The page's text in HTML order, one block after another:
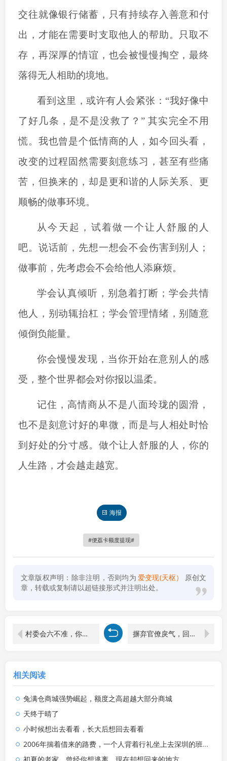
交往就像银行储蓄，只有持续存入善意和付
出，才能在需要时支取他人的帮助。只取不
存，再深厚的情谊，也会被慢慢掏空，最终
落得无人相助的境地。
看到这里，或许有人会紧张： “我好像中
了好几条，是不是没救了？” 其实完全不用
慌。我也曾是个低情商的人，如今回头看，
改变的过程固然需要刻意练习，甚至有些痛
苦，但换来的，却是更和谐的人际关系、更
顺畅的做事环境。
从今天起，试着做一个让人舒服的人
吧。说话前，先想一想会不会伤害到别人；
做事前，先考虑会不会给他人添麻烦。
学会认真倾听，别急着打断；学会共情
他人，别动辄抬杠；学会管理情绪，别随意
倾倒负能量。
你会慢慢发现，当你开始在意别人的感
受，整个世界都会对你报以温柔。
记住，高情商从不是八面玲珑的圆滑，
也不是刻意讨好的卑微，而是与人相处时恰
到好处的分寸感。做个让人舒服的人，你的
人生路，才会越走越宽。
海报
便荔卡额度提现
文章版权声明：除非注明，否则均为 爱变现(天枢）
原创文
章，转载或复制请以超链接形式并注明出处。
村委会六不准，你知道了几条，记住每一条维护好自己的切身利益，别被人忽悠了，还感谢人家 摒弃官僚戾气，回归履职本真 —— 批判部分女支书作风之弊
相关阅读
兔满仓商城强势崛起，额度之高超越大部分商城
天终于晴了
小时候想出去看看，长大后想回去看看
2006年揣着借来的路费，一个人背着行礼坐上去深圳的班车。今天还是晴朗的天，一个背着行礼准备回深圳